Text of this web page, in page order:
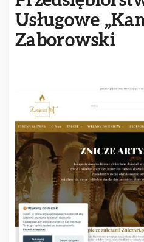
Usługowe
Zaborowski